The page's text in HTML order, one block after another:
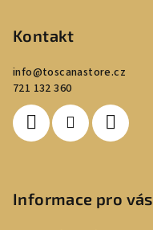
Kontakt
info@toscanastore.cz
721 132 360
Informace pro vás